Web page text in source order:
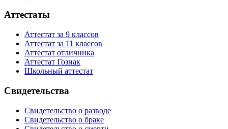
Аттестаты
Аттестат за 9 классов
Аттестат за 11 классов
Аттестат отличника
Аттестат Гознак
Школьный аттестат
Свидетельства
Свидетельство о разводе
Свидетельство о браке